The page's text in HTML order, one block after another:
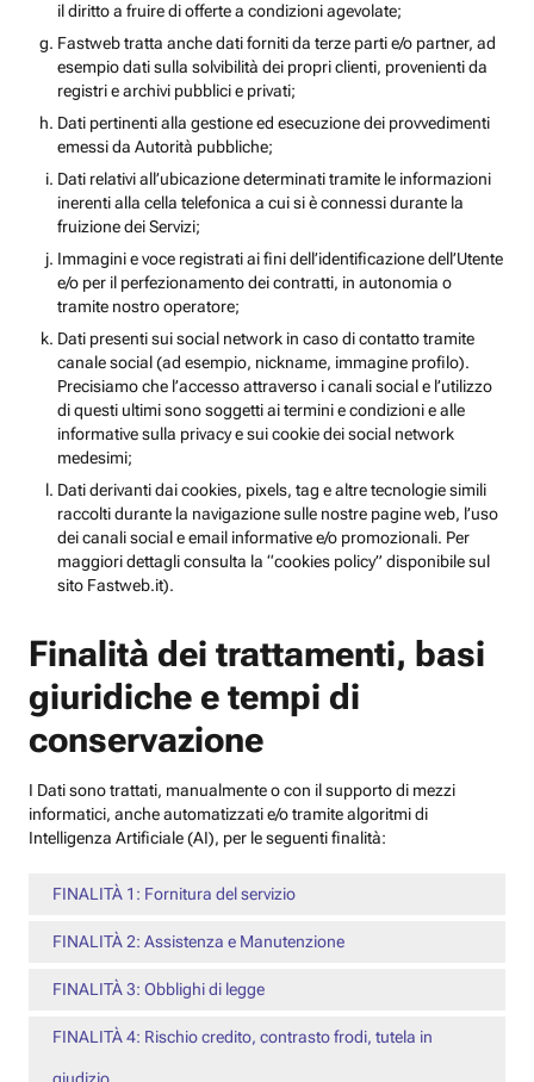
il diritto a fruire di offerte a condizioni agevolate;
Fastweb tratta anche dati forniti da terze parti e/o partner, ad
esempio dati sulla solvibilità dei propri clienti, provenienti da
registri e archivi pubblici e privati;
Dati pertinenti alla gestione ed esecuzione dei provvedimenti
emessi da Autorità pubbliche;
Dati relativi all’ubicazione determinati tramite le informazioni
inerenti alla cella telefonica a cui si è connessi durante la
fruizione dei Servizi;
Immagini e voce registrati ai fini dell’identificazione dell’Utente
e/o per il perfezionamento dei contratti, in autonomia o
tramite nostro operatore;
Dati presenti sui social network in caso di contatto tramite
canale social (ad esempio, nickname, immagine profilo).
Precisiamo che l’accesso attraverso i canali social e l’utilizzo
di questi ultimi sono soggetti ai termini e condizioni e alle
informative sulla privacy e sui cookie dei social network
medesimi;
Dati derivanti dai cookies, pixels, tag e altre tecnologie simili
raccolti durante la navigazione sulle nostre pagine web, l’uso
dei canali social e email informative e/o promozionali. Per
maggiori dettagli consulta la “cookies policy” disponibile sul
sito Fastweb.it).
Finalità dei trattamenti, basi
giuridiche e tempi di
conservazione
I Dati sono trattati, manualmente o con il supporto di mezzi
informatici, anche automatizzati e/o tramite algoritmi di
Intelligenza Artificiale (AI), per le seguenti finalità:
FINALITÀ 1: Fornitura del servizio
FINALITÀ 2: Assistenza e Manutenzione
FINALITÀ 3: Obblighi di legge
FINALITÀ 4: Rischio credito, contrasto frodi, tutela in